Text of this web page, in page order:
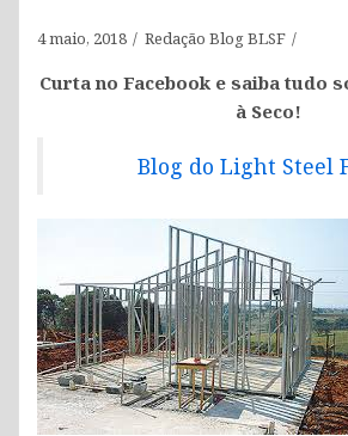
4 maio, 2018 Redação Blog BLSF
Curta no Facebook e saiba tudo
à Seco!
Blog do Light Steel